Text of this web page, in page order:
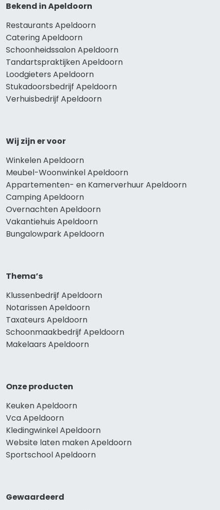
Bekend in Apeldoorn
Restaurants Apeldoorn
Catering Apeldoorn
Schoonheidssalon Apeldoorn
Tandartspraktijken Apeldoorn
Loodgieters Apeldoorn
Stukadoorsbedrijf Apeldoorn
Verhuisbedrijf Apeldoorn
Wij zijn er voor
Winkelen Apeldoorn
Meubel-Woonwinkel Apeldoorn
Appartementen- en Kamerverhuur Apeldoorn
Camping Apeldoorn
Overnachten Apeldoorn
Vakantiehuis Apeldoorn
Bungalowpark Apeldoorn
Thema’s
Klussenbedrijf Apeldoorn
Notarissen Apeldoorn
Taxateurs Apeldoorn
Schoonmaakbedrijf Apeldoorn
Makelaars Apeldoorn
Onze producten
Keuken Apeldoorn
Vca Apeldoorn
Kledingwinkel Apeldoorn
Website laten maken Apeldoorn
Sportschool Apeldoorn
Gewaardeerd